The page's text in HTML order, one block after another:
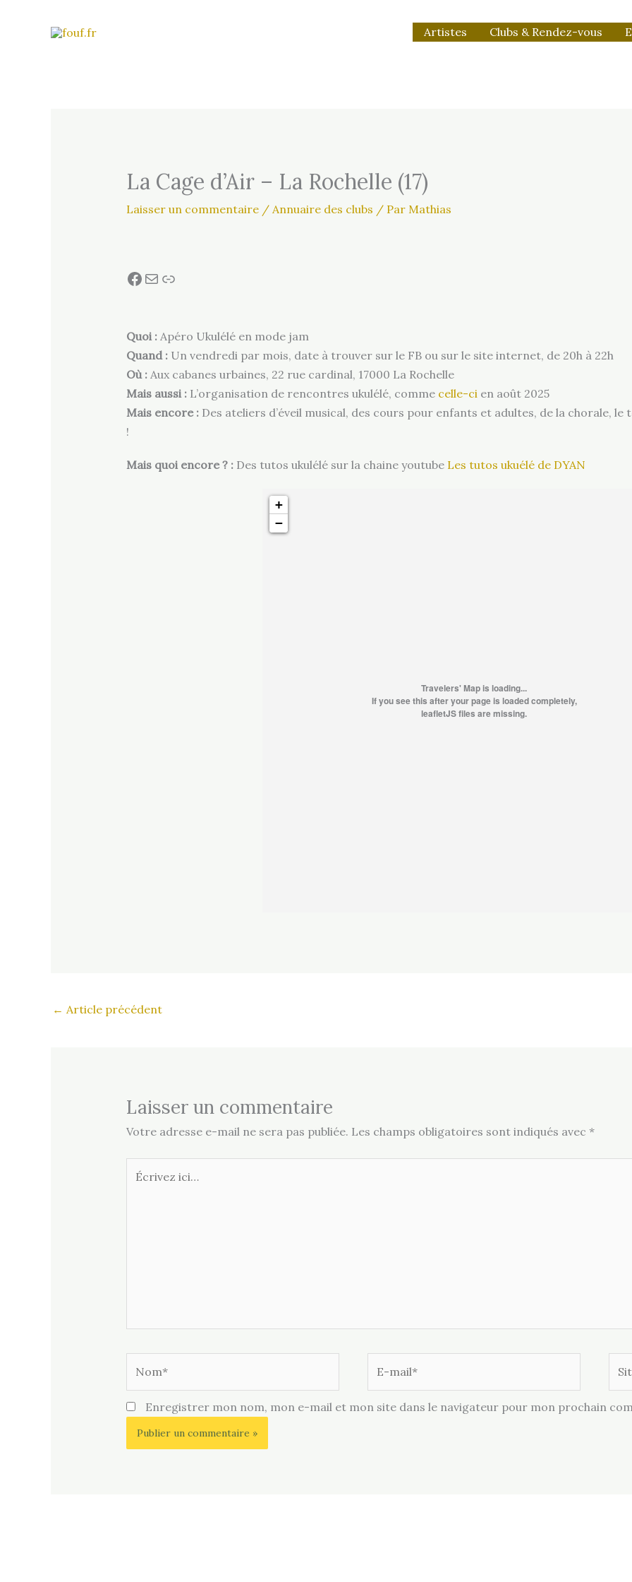
Artistes Clubs & Rendez-vous
La Cage d’Air – La Rochelle (17)
Laisser un commentaire / Annuaire des clubs / Par Mathias
Facebook
E-mail
Lien
Quoi :Apéro Ukulélé en mode jam
Quand :Un vendredi par mois, date à trouver sur le FB ou sur le site internet, de 20h à 22h
Où :Aux cabanes urbaines, 22 rue cardinal, 17000 La Rochelle
Mais aussi :L’organisation de rencontres ukulélé, comme celle-cien août 2025
Mais encore :Des ateliers d’éveil musical, des cours pour enfants et adultes, de la chorale,
!
Mais quoi encore ? :Des tutos ukulélé sur la chaine youtube Les tutos ukuélé de DYAN
Travelers' Map is loading...
If you see this after your page is loaded completely,
leafletJS files are missing.
+
−
← Article précédent
Laisser un commentaire
Votre adresse e-mail ne sera pas publiée. Les champs obligatoires sont indiqués avec *
Écrivez
Enregistrer mon nom, mon e-mail et mon site dans le navigateur pour mon prochain